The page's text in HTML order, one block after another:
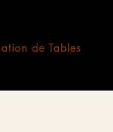
de Tables